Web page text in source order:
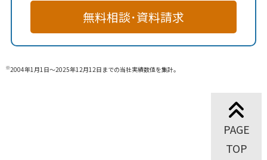
無料相談･資料請求
※2004年1月1日～2025年12月12日までの当社実績数値を集計。
PAGE
TOP